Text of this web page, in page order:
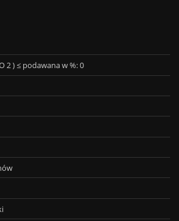
2 ) ≤ podawana w %: 0